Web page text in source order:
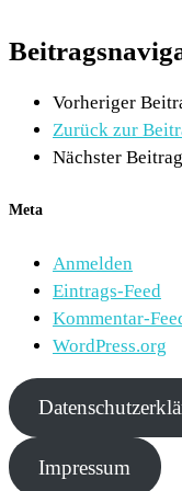
Vorheriger
Zurück zur
Nächster Beitrag
Meta
Anmelden
Eintrags-Feed
Kommentar-
WordPress.org
Impressum